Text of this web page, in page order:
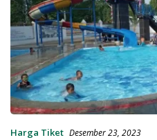
Harga Tiket Desember 23, 2023